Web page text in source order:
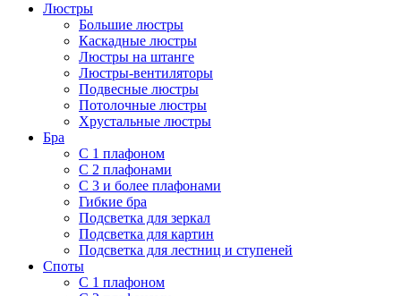
Люстры
Большие люстры
Каскадные люстры
Люстры на штанге
Люстры-вентиляторы
Подвесные люстры
Потолочные люстры
Хрустальные люстры
Бра
С 1 плафоном
С 2 плафонами
С 3 и более плафонами
Гибкие бра
Подсветка для зеркал
Подсветка для картин
Подсветка для лестниц и ступеней
Споты
С 1 плафоном